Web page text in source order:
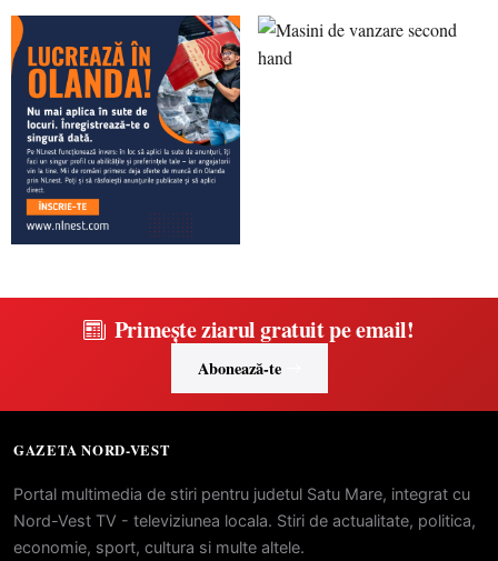
Primește ziarul gratuit pe email!
Abonează-te
GAZETA NORD-VEST
Portal multimedia de stiri pentru judetul Satu Mare, integrat cu
Nord-Vest TV - televiziunea locala. Stiri de actualitate, politica,
economie, sport, cultura si multe altele.